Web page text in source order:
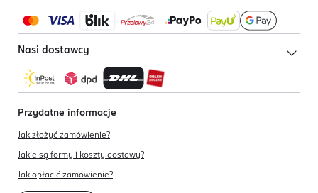
Nasi dostawcy
Przydatne informacje
Jak złożyć zamówienie?
Jakie są formy i koszty dostawy?
Jak opłacić zamówienie?